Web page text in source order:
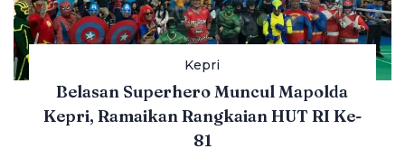
Kepri
Belasan Superhero Muncul Mapolda
Kepri, Ramaikan Rangkaian HUT RI Ke-
81